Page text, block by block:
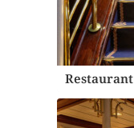
Restaurant